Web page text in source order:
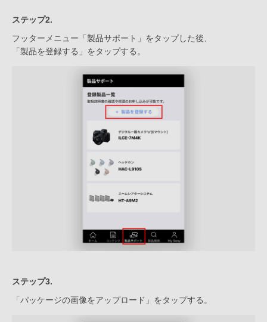
ステップ2.
フッターメニュー「製品サポート」をタップした後、
「製品を登録する」をタップする。
ステップ3.
「パッケージの画像をアップロード」をタップする。